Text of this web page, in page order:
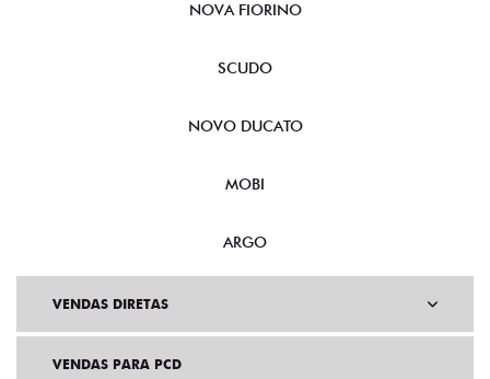
NOVA FIORINO
SCUDO
NOVO DUCATO
MOBI
ARGO
VENDAS DIRETAS
VENDAS PARA PCD